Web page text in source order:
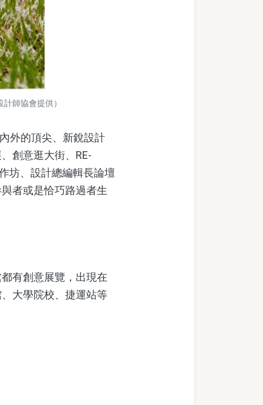
師協會提供）
外的頂尖、新銳設計
創意逛大街、RE-
坊、設計總編輯長論壇
者或是恰巧路過者生
有創意展覽，出現在
大學院校、捷運站等